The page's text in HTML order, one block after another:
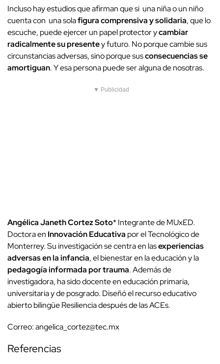
Incluso hay estudios que afirman que si una niña o un niño
cuenta con una solafigura comprensiva y solidaria, que lo
escuche, puede ejercer un papel protector ycambiar
radicalmente su presentey futuro. No porque cambie sus
circunstancias adversas, sino porque susconsecuencias se
amortiguan. Y esa persona puede ser alguna de nosotras.
▼ Publicidad
Angélica Janeth Cortez Soto* Integrante de MUxED.
Doctora en Innovación Educativa por el Tecnológico de
Monterrey. Su investigación se centra en lasexperiencias
adversas en la infancia, el bienestar en la educación y la
pedagogía informada por trauma. Además de
investigadora, ha sido docente en educación primaria,
universitaria y de posgrado. Diseñó el recurso educativo
abierto bilingüe Resiliencia después de las ACEs.
Correo:angelica_cortez@tec.mx
Referencias